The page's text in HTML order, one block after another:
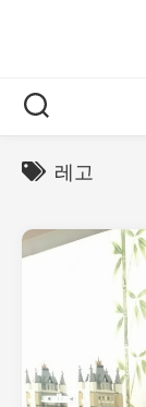
BLOG
2014~now
VIDEO
레고